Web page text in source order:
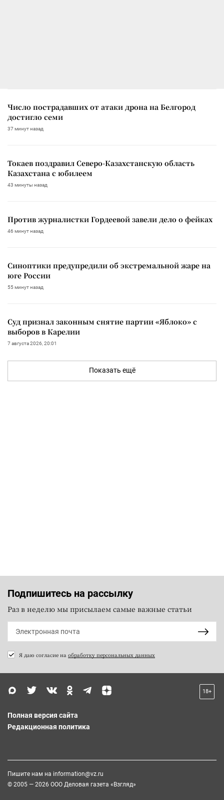
Число пострадавших от атаки дрона на Белгород
достигло семи
37 минут назад
Токаев поздравил Северо-Казахстанскую область
Казахстана с юбилеем
43 минуты назад
Против журналистки Гордеевой завели дело о фейках
46 минут назад
Синоптики предупредили об экстремальной жаре на
юге России
55 минут назад
Суд признал законным снятие партии «Яблоко» с
выборов в Карелии
7 августа 2026, 20:01
Показать ещё
Подпишитесь на рассылку
Раз в неделю мы присылаем самые важные статьи
Я даю согласие на обработку персональных данных
18+
Полная версия сайта
Редакционная политика
Пишите нам на information@vz.ru
© 2005 — 2026 ООО Деловая газета «Взгляд»